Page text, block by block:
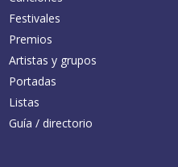
Festivales
Premios
Artistas y grupos
Portadas
Listas
Guía / directorio